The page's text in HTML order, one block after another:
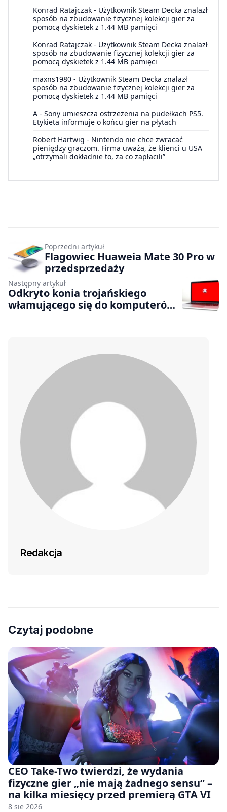
Konrad Ratajczak - Użytkownik Steam Decka znalazł
sposób na zbudowanie fizycznej kolekcji gier za
pomocą dyskietek z 1.44 MB pamięci
Konrad Ratajczak - Użytkownik Steam Decka znalazł
sposób na zbudowanie fizycznej kolekcji gier za
pomocą dyskietek z 1.44 MB pamięci
maxns1980 - Użytkownik Steam Decka znalazł
sposób na zbudowanie fizycznej kolekcji gier za
pomocą dyskietek z 1.44 MB pamięci
A - Sony umieszcza ostrzeżenia na pudełkach PS5.
Etykieta informuje o końcu gier na płytach
Robert Hartwig - Nintendo nie chce zwracać
pieniędzy graczom. Firma uważa, że klienci u USA
„otrzymali dokładnie to, za co zapłacili”
Poprzedni artykuł
Flagowiec Huaweia Mate 30 Pro w
przedsprzedaży
Następny artykuł
Odkryto konia trojańskiego
włamującego się do komputerów
Redakcja
Czytaj podobne
CEO Take-Two twierdzi, że wydania
fizyczne gier „nie mają żadnego sensu” –
na kilka miesięcy przed premierą GTA VI
8 sie 2026